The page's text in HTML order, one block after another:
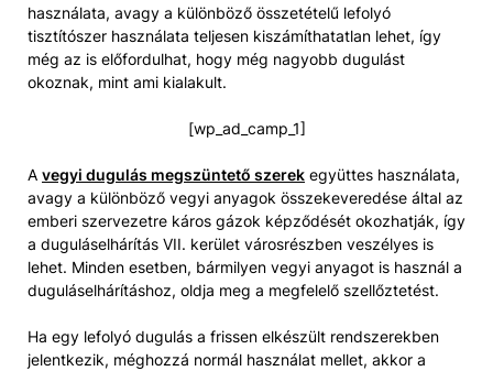
használata, avagy a különböző összetételű lefolyó
tisztítószer használata teljesen kiszámíthatatlan lehet, így
még az is előfordulhat, hogy még nagyobb dugulást
okoznak, mint ami kialakult.
[wp_ad_camp_1]
A vegyi dugulás megszüntető szerek együttes használata,
avagy a különböző vegyi anyagok összekeveredése által az
emberi szervezetre káros gázok képződését okozhatják, így
a duguláselhárítás VII. kerület városrészben veszélyes is
lehet. Minden esetben, bármilyen vegyi anyagot is használ a
duguláselhárításhoz, oldja meg a megfelelő szellőztetést.
Ha egy lefolyó dugulás a frissen elkészült rendszerekben
jelentkezik, méghozzá normál használat mellet, akkor a